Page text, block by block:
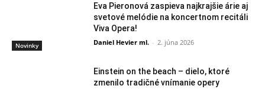
Novinky
Eva Pieronová zaspieva najkrajšie árie aj
svetové melódie na koncertnom recitáli
Viva Opera!
Daniel Hevier ml. - 2. júna 2026
Einstein on the beach – dielo, ktoré
zmenilo tradičné vnímanie opery